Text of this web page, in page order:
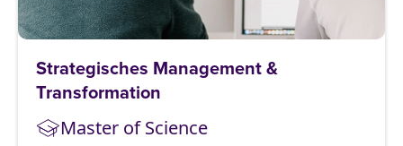
Strategisches Management &
Transformation
Master of Science